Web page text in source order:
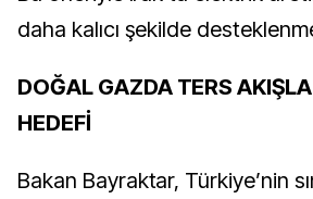
daha kalıcı şekilde
DOĞAL GAZDA TERS
HEDEFİ
Bakan Bayraktar, Türkiye’nin